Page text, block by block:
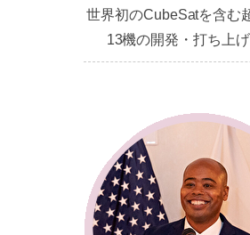
世界初のCubeSatを含む
13機の開発・打ち上